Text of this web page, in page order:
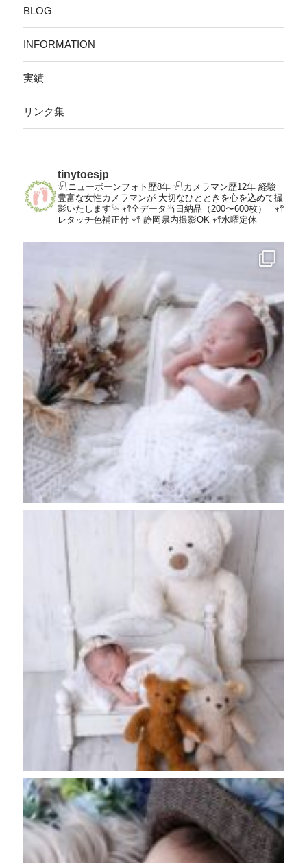
BLOG
INFORMATION
実績
リンク集
tinytoesjp
𓍯ニューボーンフォト歴8年𓍯カメラマン歴12年経験
豊富な女性カメラマンが大切なひとときを心を込めて撮
影いたします𓅫𖥧𖤣全データ当日納品（200〜600枚）
𖥧𖤣
レタッチ色補正付𖥧𖤣 静岡県内撮影OK 𖥧𖤣水曜定休